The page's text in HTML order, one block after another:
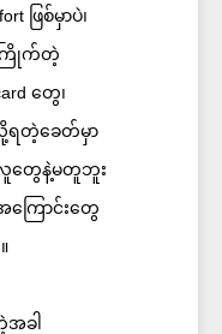
ဖြစ်မှာပဲ၊
ကြိုက်တဲ့
တွေ၊
ရတဲ့ခေတ်မှာ
တွေနဲ့မတူဘူး
ြောင်းတွေ
ခါ